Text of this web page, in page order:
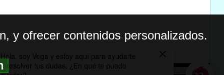
y ofrecer contenidos personalizados.